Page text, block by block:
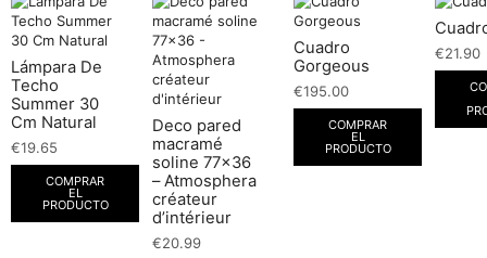
Lámpara De
Techo
Summer 30
Cm Natural
€19.65
COMPRAR
EL
PRODUCTO
Deco pared
macramé
soline 77×36
– Atmosphera
créateur
d’intérieur
€20.99
Cuadro
Gorgeous
€195.00
COMPRAR
EL
PRODUCTO
€21.90